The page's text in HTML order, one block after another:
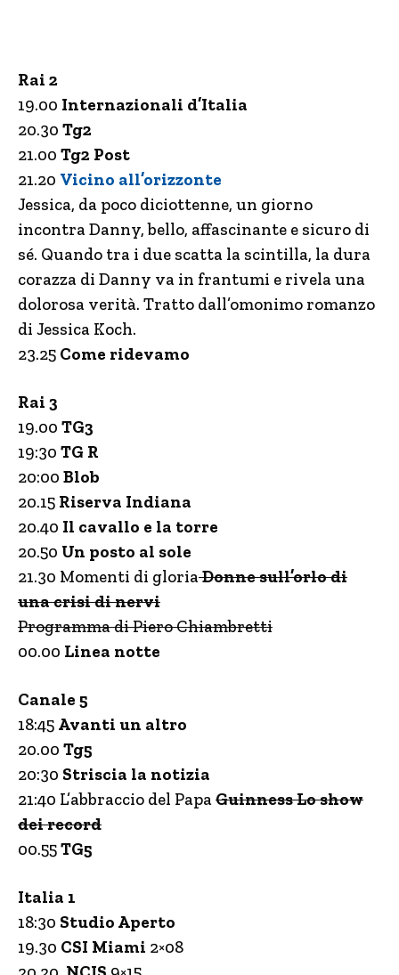
Rai 2
19.00 Internazionali d’Italia
20.30 Tg2
21.00 Tg2 Post
21.20 Vicino all’orizzonte
Jessica, da poco diciottenne, un giorno
incontra Danny, bello, affascinante e sicuro di
sé. Quando tra i due scatta la scintilla, la dura
corazza di Danny va in frantumi e rivela una
dolorosa verità. Tratto dall’omonimo romanzo
di Jessica Koch.
23.25 Come ridevamo
Rai 3
19.00 TG3
19:30 TG R
20:00 Blob
20.15 Riserva Indiana
20.40 Il cavallo e la torre
20.50 Un posto al sole
21.30 Momenti di gloriaDonne sull’orlo di
una crisi di nervi
Programma di Piero Chiambretti
00.00 Linea notte
Canale 5
18:45 Avanti un altro
20.00 Tg5
20:30 Striscia la notizia
21:40 L’abbraccio del PapaGuinness Lo show
dei record
00.55TG5
Italia 1
18:30 Studio Aperto
19.30 CSI Miami 2×08